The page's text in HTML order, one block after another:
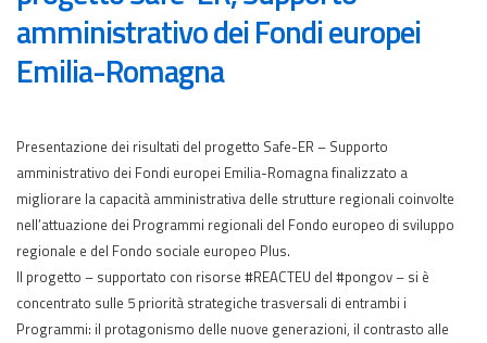
amministrativo dei Fondi europei
Emilia-Romagna
Presentazione dei risultati del progetto Safe-ER – Supporto
amministrativo dei Fondi europei Emilia-Romagna finalizzato a
migliorare la capacità amministrativa delle strutture regionali coinvolte
nell’attuazione dei Programmi regionali del Fondo europeo di sviluppo
regionale e del Fondo sociale europeo Plus.
Il progetto – supportato con risorse #REACTEU del #pongov – si è
concentrato sulle 5 priorità strategiche trasversali di entrambi i
Programmi: il protagonismo delle nuove generazioni, il contrasto alle